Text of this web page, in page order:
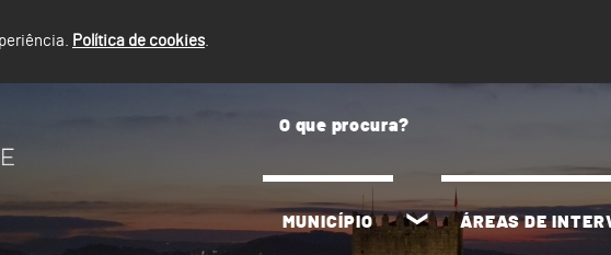
Política de cookies.
MUNICÍPIO ÁREAS DE